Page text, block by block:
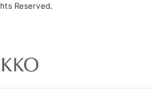
Reserved.